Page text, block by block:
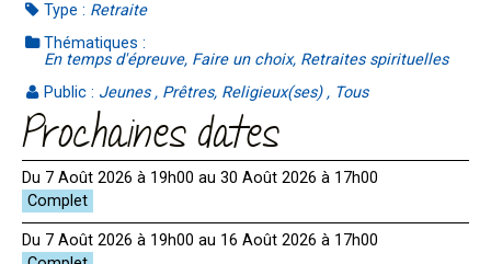
Type : Retraite
Thématiques :
En temps d'épreuve, Faire un choix, Retraites spirituelles
Public : Jeunes , Prêtres, Religieux(ses) , Tous
Prochaines dates
Du 7 Août 2026 à 19h00 au 30 Août 2026 à 17h00
Du 7 Août 2026 à 19h00 au 16 Août 2026 à 17h00